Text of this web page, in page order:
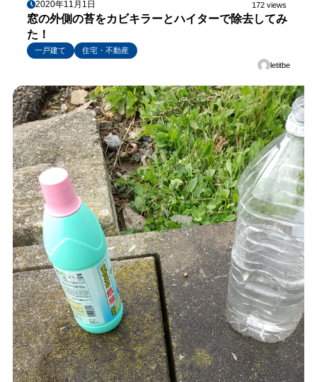
2020年11月1日 172 views
窓の外側の苔をカビキラーとハイターで除去してみ
た！
一戸建て
住宅・不動産
letitbe